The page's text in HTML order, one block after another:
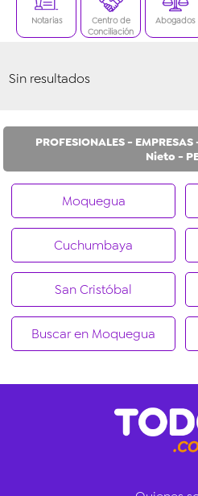
Notarias
Centro de
Conciliación
Abogados
Sin resultados
PROFESIONALES -
Nieto -
Moquegua
Cuchumbaya
San Cristóbal
Buscar en Moquegua